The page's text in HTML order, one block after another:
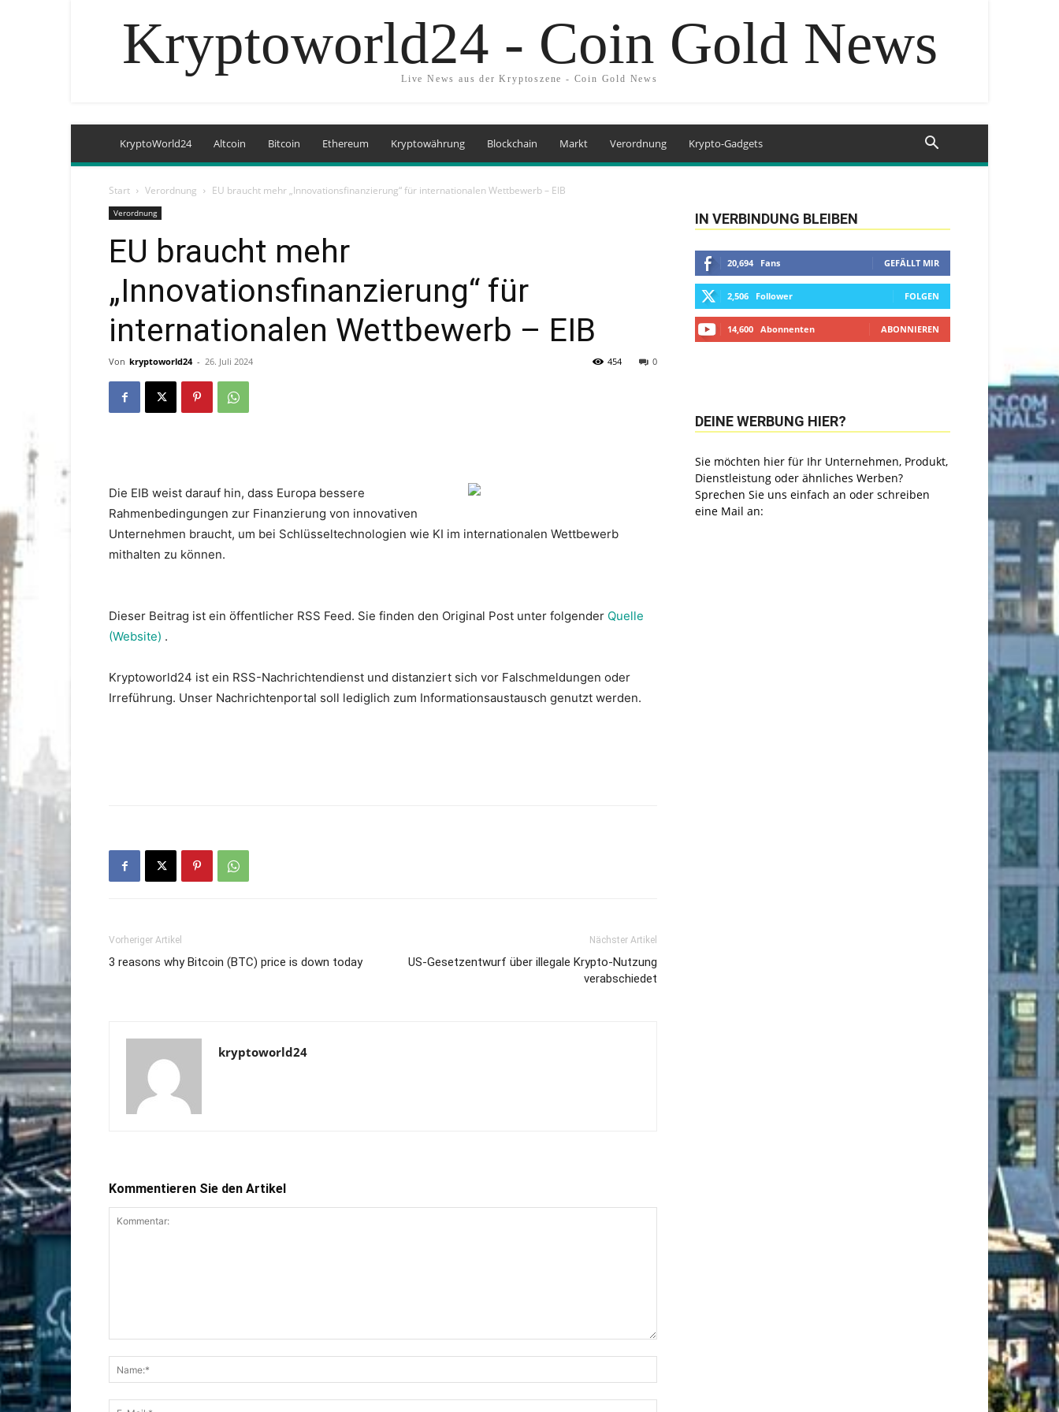
Kryptoworld24 - Coin Gold News
Live News aus der Kryptoszene - Coin Gold News
KryptoWorld24 Altcoin Bitcoin Ethereum Kryptowährung Blockchain Markt Verordnung Krypto-Gadgets
Start Verordnung EU braucht mehr „Innovationsfinanzierung“ für internationalen Wettbewerb – EIB
Verordnung
EU braucht mehr
„Innovationsfinanzierung“ für
internationalen Wettbewerb – EIB
Von kryptoworld24 - 26. Juli 2024 0
454
Die EIB weist darauf hin, dass Europa bessere
Rahmenbedingungen zur Finanzierung von innovativen
Unternehmen braucht, um bei Schlüsseltechnologien wie KI im internationalen Wettbewerb
mithalten zu können.
Dieser Beitrag ist ein öffentlicher RSS Feed. Sie finden den Original Post unter folgender Quelle
(Website) .
Kryptoworld24 ist ein RSS-Nachrichtendienst und distanziert sich vor Falschmeldungen oder
Irreführung. Unser Nachrichtenportal soll lediglich zum Informationsaustausch genutzt werden.
Vorheriger Artikel
3 reasons why Bitcoin (BTC) price is down today
Nächster Artikel
US-Gesetzentwurf über illegale Krypto-Nutzung
verabschiedet
kryptoworld24
Kommentieren Sie den Artikel
IN VERBINDUNG BLEIBEN
20,694 Fans GEFÄLLT MIR
2,506 Follower FOLGEN
14,600 Abonnenten ABONNIEREN
DEINE WERBUNG HIER?
Sie möchten hier für Ihr Unternehmen, Produkt,
Dienstleistung oder ähnliches Werben?
Sprechen Sie uns einfach an oder schreiben
eine Mail an: